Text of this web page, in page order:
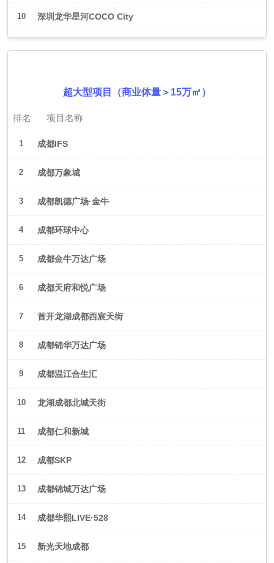
10 深圳龙华星河COCO City
超大型项目（商业体量＞15万㎡）
排名 项目名称
1 成都IFS
2 成都万象城
3 成都凯德广场·金牛
4 成都环球中心
5 成都金牛万达广场
6 成都天府和悦广场
7 首开龙湖成都西宸天街
8 成都锦华万达广场
9 成都温江合生汇
10 龙湖成都北城天街
11 成都仁和新城
12 成都SKP
13 成都锦城万达广场
14 成都华熙LIVE·528
15 新光天地成都